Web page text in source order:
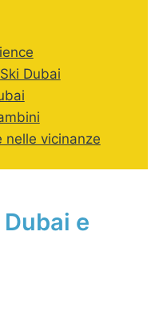
Dubai
nelle vicinanze
e